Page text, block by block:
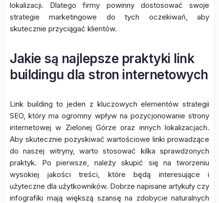
lokalizacji. Dlatego firmy powinny dostosować swoje
strategie marketingowe do tych oczekiwań, aby
skutecznie przyciągać klientów.
Jakie są najlepsze praktyki link
buildingu dla stron internetowych
Link building to jeden z kluczowych elementów strategii
SEO, który ma ogromny wpływ na pozycjonowanie strony
internetowej w Zielonej Górze oraz innych lokalizacjach.
Aby skutecznie pozyskiwać wartościowe linki prowadzące
do naszej witryny, warto stosować kilka sprawdzonych
praktyk. Po pierwsze, należy skupić się na tworzeniu
wysokiej jakości treści, które będą interesujące i
użyteczne dla użytkowników. Dobrze napisane artykuły czy
infografiki mają większą szansę na zdobycie naturalnych